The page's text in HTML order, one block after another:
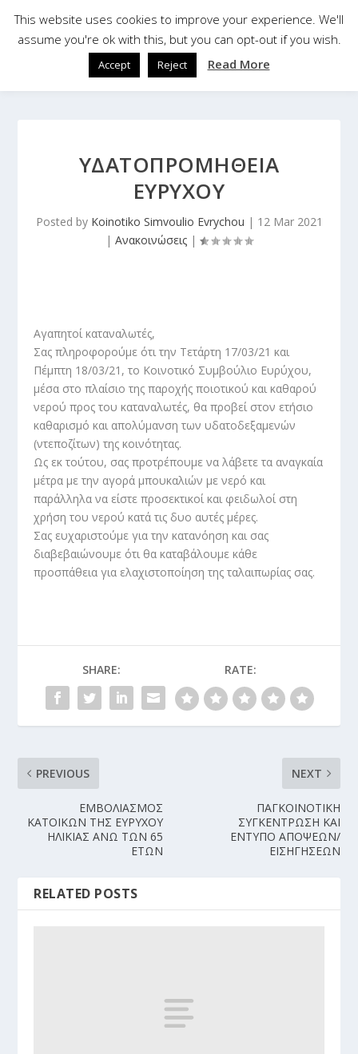
ΥΔΑΤΟΠΡΟΜΗΘΕΙΑ
ΕΥΡΥΧΟΥ
Posted by Koinotiko Simvoulio Evrychou | 12 Mar 2021
| Ανακοινώσεις |
Αγαπητοί καταναλωτές,
Σας πληροφορούμε ότι την Τετάρτη 17/03/21 και
Πέμπτη 18/03/21, το Κοινοτικό Συμβούλιο Ευρύχου,
μέσα στο πλαίσιο της παροχής ποιοτικού και καθαρού
νερού προς του καταναλωτές, θα προβεί στον ετήσιο
καθαρισμό και απολύμανση των υδατοδεξαμενών
(ντεποζίτων) της κοινότητας.
Ως εκ τούτου, σας προτρέπουμε να λάβετε τα αναγκαία
μέτρα με την αγορά μπουκαλιών με νερό και
παράλληλα να είστε προσεκτικοί και φειδωλοί στη
χρήση του νερού κατά τις δυο αυτές μέρες.
Σας ευχαριστούμε για την κατανόηση και σας
διαβεβαιώνουμε ότι θα καταβάλουμε κάθε
προσπάθεια για ελαχιστοποίηση της ταλαιπωρίας σας.
SHARE: RATE:
PREVIOUS
ΕΜΒΟΛΙΑΣΜΟΣ
ΚΑΤΟΙΚΩΝ ΤΗΣ ΕΥΡΥΧΟΥ
ΗΛΙΚΙΑΣ ΑΝΩ ΤΩΝ 65
ΕΤΩΝ
NEXT
ΠΑΓΚΟΙΝΟΤΙΚΗ
ΣΥΓΚΕΝΤΡΩΣΗ ΚΑΙ
ΕΝΤΥΠΟ ΑΠΟΨΕΩΝ/
ΕΙΣΗΓΗΣΕΩΝ
RELATED POSTS
This website uses cookies to improve your experience. We'll
assume you're ok with this, but you can opt-out if you wish.
Accept Reject Read More